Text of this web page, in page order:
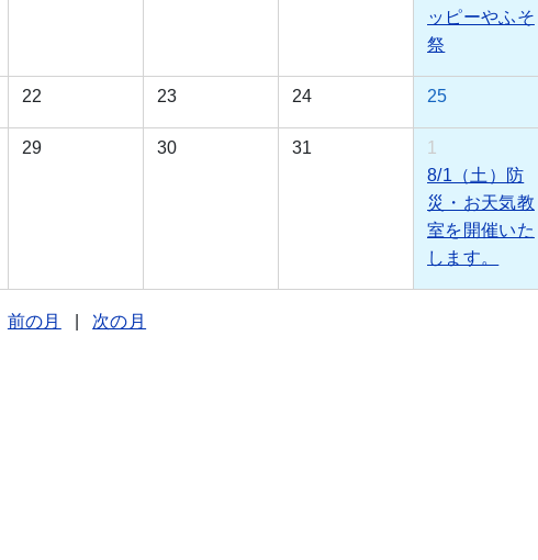
ッピーやふそ
祭
22 23 24 25
29 30 31
1
8/1（土）防
災・お天気教
室を開催いた
します。
前の月 次の月